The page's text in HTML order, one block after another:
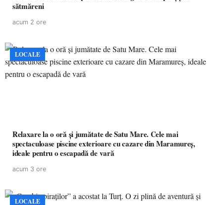
sătmăreni
acum 2 ore
LOCALE
Relaxare la o oră și jumătate de Satu Mare. Cele mai
spectaculoase piscine exterioare cu cazare din Maramureș,
ideale pentru o escapadă de vară
acum 3 ore
LOCALE